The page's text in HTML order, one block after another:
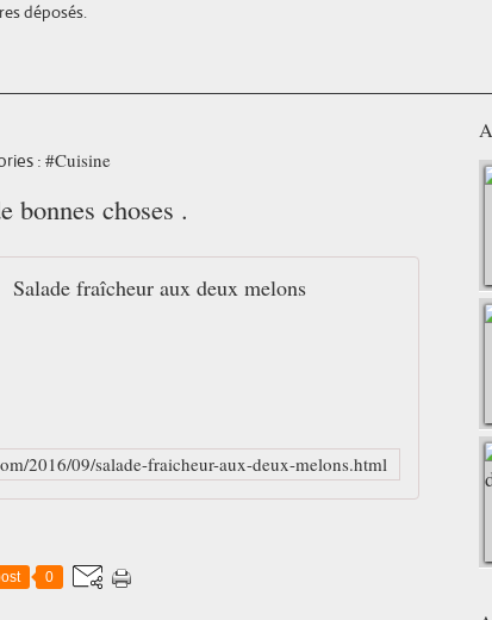
déposés.
: #Cuisine
bonnes choses .
Salade fraîcheur aux deux melons
2016/09/salade-fraicheur-aux-deux-melons.html
0